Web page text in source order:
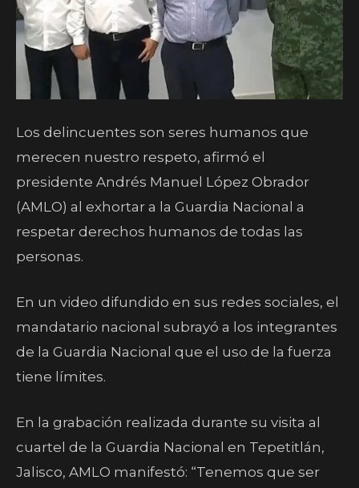
Los delincuentes son seres humanos que
merecen nuestro respeto, afirmó el
presidente Andrés Manuel López Obrador
(AMLO) al exhortar a la Guardia Nacional a
respetar derechos humanos de todas las
personas.
En un video difundido en sus redes sociales, el
mandatario nacional subrayó a los integrantes
de la Guardia Nacional que el uso de la fuerza
tiene límites.
En la grabación realizada durante su visita al
cuartel de la Guardia Nacional en Tepetitlán,
Jalisco, AMLO manifestó: “Tenemos que ser